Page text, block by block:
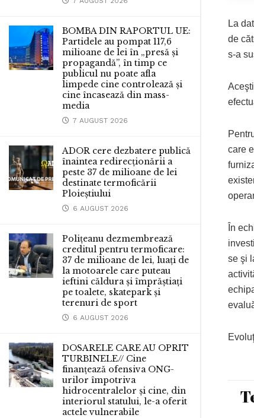
BOMBA DIN RAPORTUL UE:
Partidele au pompat 117,6
milioane de lei în „presă și
propagandă”, în timp ce
publicul nu poate afla
limpede cine controlează și
cine încasează din mass-
media
7 AUGUST 2026
ADOR cere dezbatere publică
înaintea redirecționării a
peste 37 de milioane de lei
destinate termoficării
Ploieștiului
6 AUGUST 2026
Polițeanu dezmembrează
creditul pentru termoficare:
37 de milioane de lei, luați de
la motoarele care puteau
ieftini căldura și împrăștiați
pe toalete, skatepark și
terenuri de sport
6 AUGUST 2026
DOSARELE CARE AU OPRIT
TURBINELE// Cine
finanțează ofensiva ONG-
urilor împotriva
hidrocentralelor și cine, din
interiorul statului, le-a oferit
actele vulnerabile
La
de
s-a
care
În
se şi